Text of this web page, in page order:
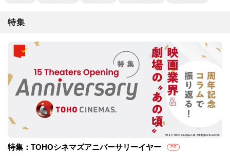
特集
特集：TOHOシネマズアニバーサリーイヤー PR